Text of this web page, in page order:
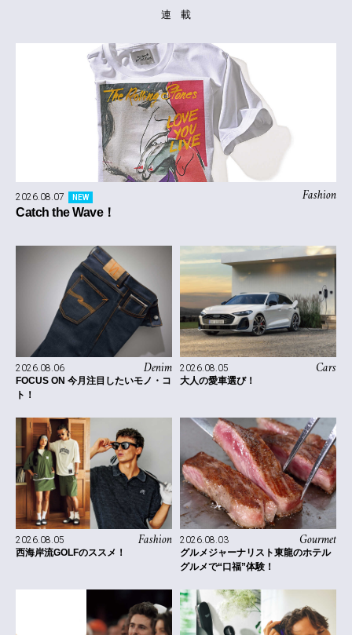
連 載
Fashion
2026.08.07 NEW
Catch the Wave！
Denim
2026.08.06
FOCUS ON 今月注目したいモノ・コ
ト！
Cars
2026.08.05
大人の愛車選び！
Fashion
2026.08.05
西海岸流GOLFのススメ！
Gourmet
2026.08.03
グルメジャーナリスト東龍のホテル
グルメで“口福”体験！